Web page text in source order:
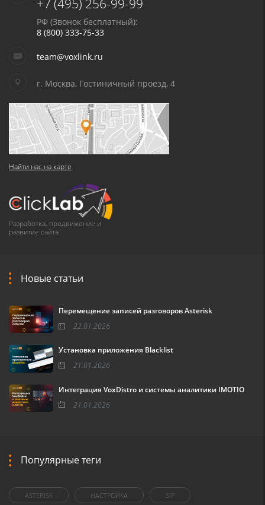
+7 (495) 256-99-99
РФ (Звонок бесплатный):
8 (800) 333-75-33
team@voxlink.ru
г. Москва, Гостиничный проезд, 4
Найти нас на карте
Разработка, продвижение и
развитие сайта
Новые статьи
Перемещение записей разговоров Asterisk
22.01.2026
Установка приложения Blacklist
21.01.2026
Интеграция VoxDistro и системы аналитики IMOTIO
21.01.2026
Популярные теги
ASTERISK НАСТРОЙКА SIP